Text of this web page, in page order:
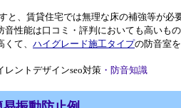
と、賃貸住宅では無理な床の補強等が
音性能は口コミ・評判においても高いも
て、 ハイグレード施工タイプの防音室
ントデザインseo対策 ・防音知識